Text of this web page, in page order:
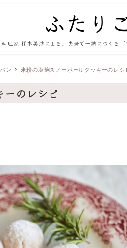
料理家 榎本美沙による、夫婦で一緒につくる
ン 米粉の塩麹スノーボールクッキーのレシ
ーのレシピ